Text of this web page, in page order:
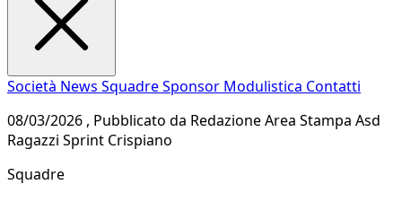
Società News SquadreSponsor Modulistica Contatti
08/03/2026 , Pubblicato da Redazione Area Stampa Asd
Ragazzi Sprint Crispiano
Squadre